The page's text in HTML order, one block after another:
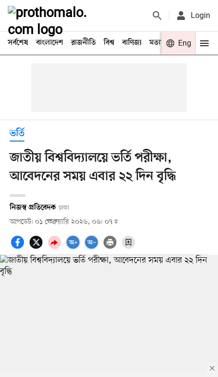
Login
সর্বশেষ বাংলাদেশ রাজনীতি বিশ্ব বাণিজ্য মতামত খেলা
Eng
ভর্তি
জাতীয় বিশ্ববিদ্যালয়ে ভর্তি পরীক্ষা,
আবেদনের সময় এবার ২২ দিন বৃদ্ধি
নিজস্ব প্রতিবেদক ঢাকা
আপডেট: ০১ ফেব্রুয়ারি ২০২৬, ০৬: ০৭